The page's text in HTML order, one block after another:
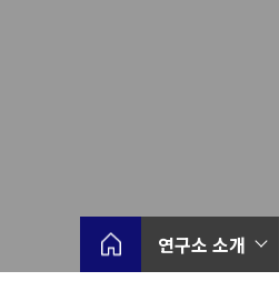
연구소 소개